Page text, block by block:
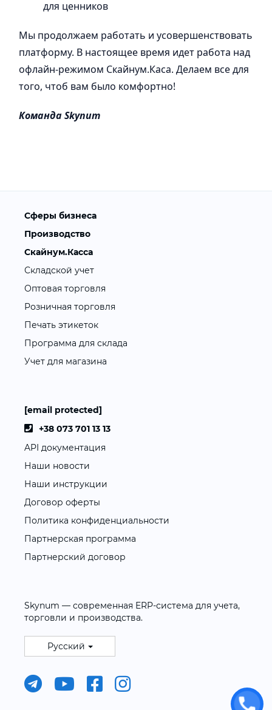
для ценников
Мы продолжаем работать и усовершенствовать
платформу. В настоящее время идет работа над
офлайн-режимом Скайнум.Каса. Делаем все для
того, чтоб вам было комфортно!
Команда Skynum
Сферы бизнеса
Производство
Скайнум.Касса
Складской учет
Оптовая торговля
Розничная торговля
Печать этикеток
Программа для склада
Учет для магазина
[email protected]
+38 073 701 13 13
API документация
Наши новости
Наши инструкции
Договор оферты
Политика конфиденциальности
Партнерская программа
Партнерский договор
Skynum — современная ERP-система для учета,
торговли и производства.
Русский